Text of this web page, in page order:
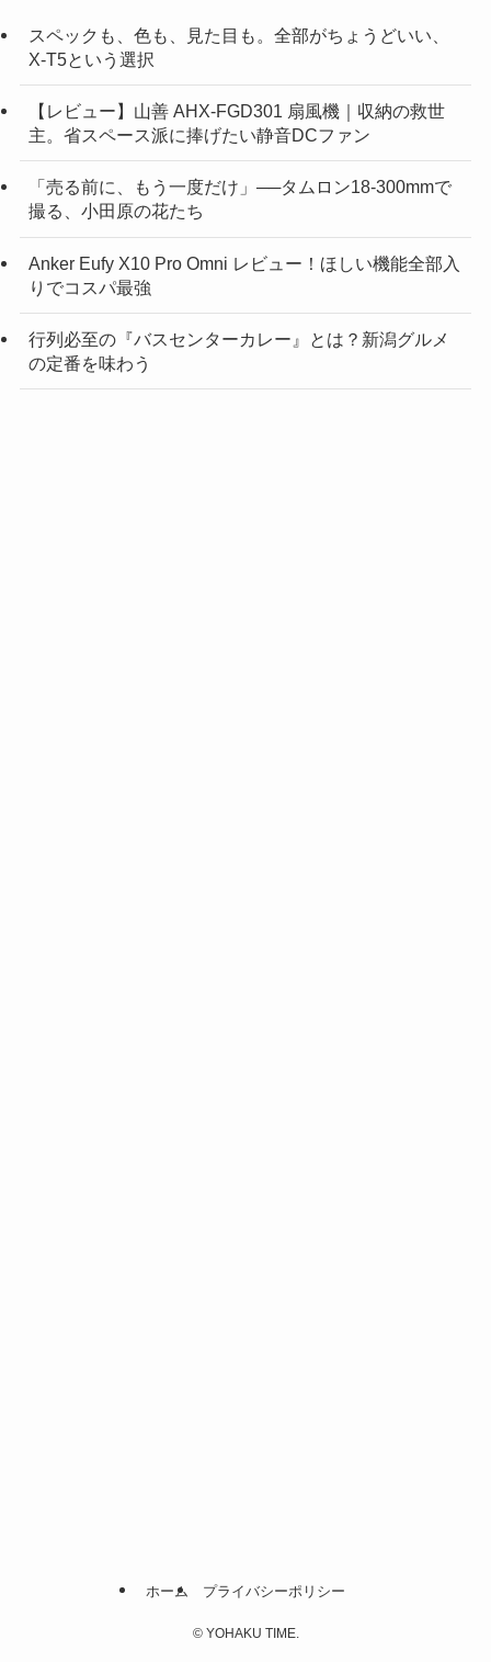
スペックも、色も、見た目も。全部がちょうどいい、
X-T5という選択
【レビュー】山善 AHX-FGD301 扇風機｜収納の救世
主。省スペース派に捧げたい静音DCファン
「売る前に、もう一度だけ」──タムロン18-300mmで
撮る、小田原の花たち
Anker Eufy X10 Pro Omni レビュー！ほしい機能全部入
りでコスパ最強
行列必至の『バスセンターカレー』とは？新潟グルメ
の定番を味わう
ホーム プライバシーポリシー
©YOHAKU TIME.